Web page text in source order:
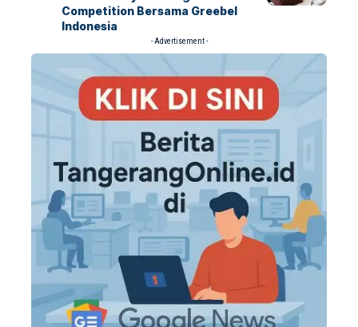
Competition Bersama Greebel
Indonesia
- Advertisement -